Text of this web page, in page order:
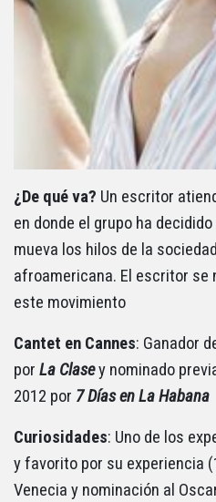
¿De qué va? Un escritor
en donde el grupo ha
mueva los hilos de la
afroamericana. El escritor se
este movimiento
Cantet en Cannes: Ganador
por La Clasey nominado
2012 por 7 Días en La Habana
Curiosidades: Uno de los
y favorito por su experiencia
Venecia y nominación al